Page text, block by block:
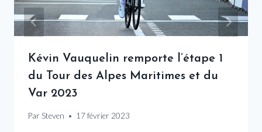
Kévin Vauquelin remporte l’étape 1
du Tour des Alpes Maritimes et du
Var 2023
Par Steven 17 février 2023